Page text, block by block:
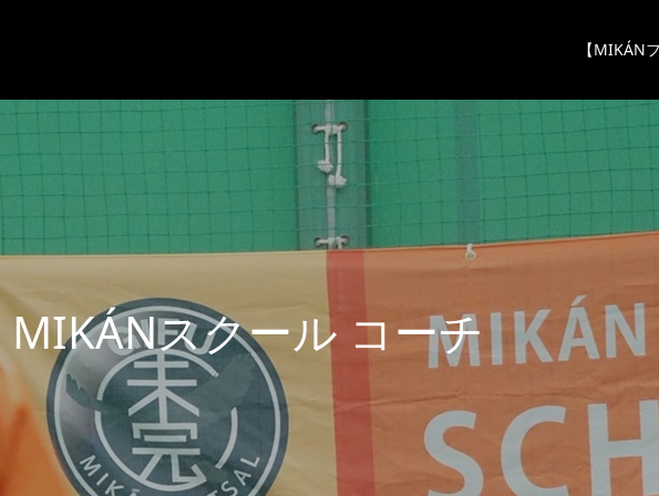
【MIKÁN
KÁNスクールコーチブログ